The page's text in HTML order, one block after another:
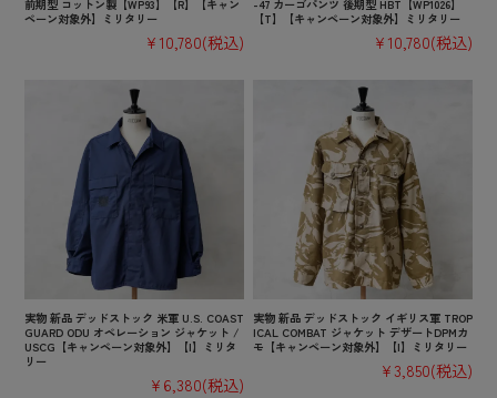
前期型 コットン製【WP93】【R】【キャン
ペーン対象外】ミリタリー
¥10,780(税込)
-47 カーゴパンツ 後期型 HBT【WP1026】
【T】【キャンペーン対象外】ミリタリー
¥10,780(税込)
実物 新品 デッドストック 米軍 U.S. COAST
GUARD ODU オペレーション ジャケット /
USCG【キャンペーン対象外】【I】ミリタ
リー
¥6,380(税込)
実物 新品 デッドストック イギリス軍 TROP
ICAL COMBAT ジャケット デザートDPMカ
モ【キャンペーン対象外】【I】ミリタリー
¥3,850(税込)